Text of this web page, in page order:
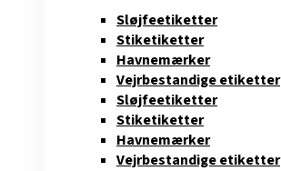
Sløjfeetiketter
Stiketiketter
Havnemærker
Vejrbestandige etiketter
Sløjfeetiketter
Stiketiketter
Havnemærker
Vejrbestandige etiketter